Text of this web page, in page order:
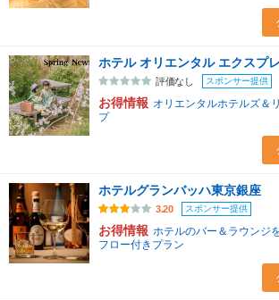
ホテル オリエンタル エクスプ
評価なし スポンサー提供
お得情報 オリエンタルホテルズ＆
プ
ホテルグランバッハ東京銀座
3.20 スポンサー提供
お得情報 ホテルのバー＆ラウンジ
フロー付きプラン